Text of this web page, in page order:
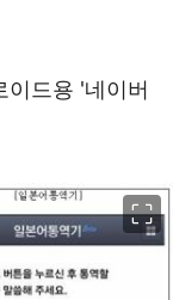
드용 '네이버